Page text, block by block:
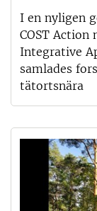
I en nyligen
COST
Integrative
samlades
tätortsnära